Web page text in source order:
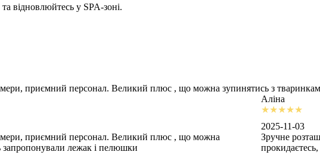
відновлюйтесь у SPA-зоні.
приємний персонал. Великий плюс , що можна зупинятись з
приємний персонал. Великий плюс , що можна
запропонували лежак і пелюшки
Аліна
2025-11-03
Зручне